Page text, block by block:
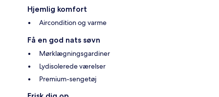
Hjemlig komfort
Aircondition og varme
Få en god nats søvn
Mørklægningsgardiner
Lydisolerede værelser
Premium-sengetøj